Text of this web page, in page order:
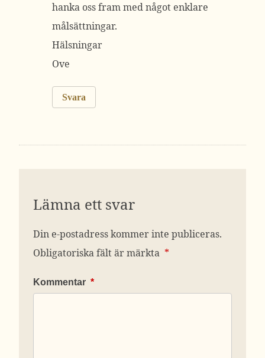
hanka oss fram med något enklare
målsättningar.
Hälsningar
Ove
Svara
Lämna ett svar
Din e-postadress kommer inte publiceras.
Obligatoriska fält är märkta *
Kommentar *